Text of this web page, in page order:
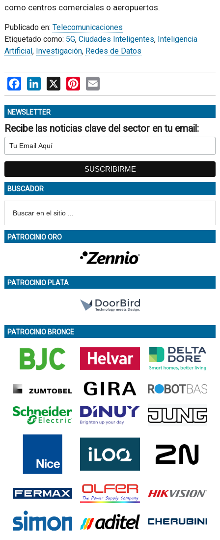
como centros comerciales o aeropuertos.
Publicado en: Telecomunicaciones
Etiquetado como: 5G, Ciudades Inteligentes, Inteligencia
Artificial, Investigación, Redes de Datos
FacebookLinkedIn
X PinterestEmail
NEWSLETTER
Recibe las noticias clave del sector en tu email:
BUSCADOR
PATROCINIO ORO
PATROCINIO PLATA
PATROCINIO BRONCE